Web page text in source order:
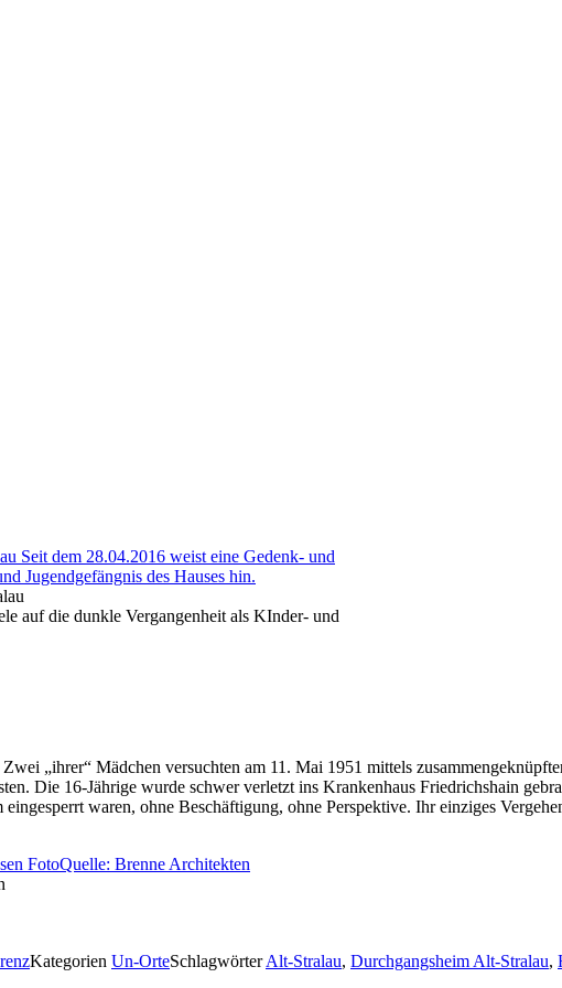
auf die dunkle Vergangenheit als KInder- und
„ihrer“ Mädchen versuchten am 11. Mai 1951 mittels
Die 16-Jährige wurde schwer verletzt ins Krankenhaus Friedrichshain
waren, ohne Beschäftigung, ohne Perspektive. Ihr einziges
Kategorien Un-OrteSchlagwörterAlt-Stralau, Durchgangsheim Alt-Stralau,